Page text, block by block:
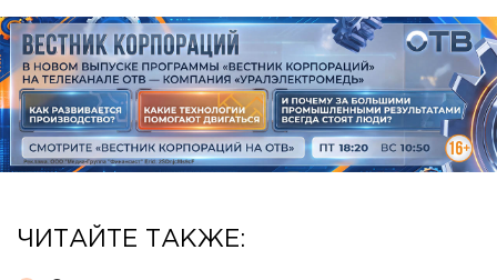
ЧИТАЙТЕ ТАКЖЕ: